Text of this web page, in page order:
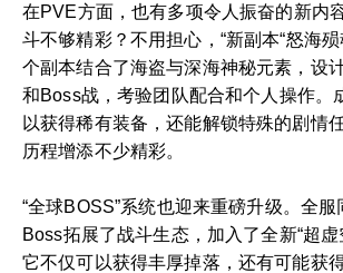
在PVE方面，也有多项令人振奋的新内
斗不够精彩？不用担心，“新副本“怒海
个副本结合了海盗与深海神秘元素，设
和Boss战，考验团队配合和个人操作。
以获得稀有装备，还能解锁特殊的剧情
历程增添不少精彩。
“全球BOSS”系统也迎来重磅升级。全
Boss拓展了战斗生态，加入了全新“超虚
它不仅可以获得丰厚掉落，还有可能获